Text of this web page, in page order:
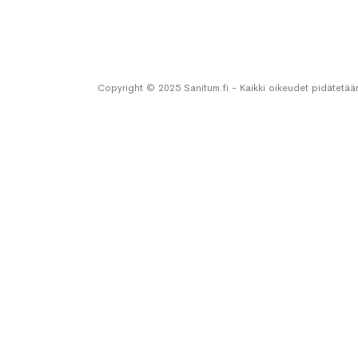
Copyright © 2025 Sanitum.fi - Kaikki oikeudet